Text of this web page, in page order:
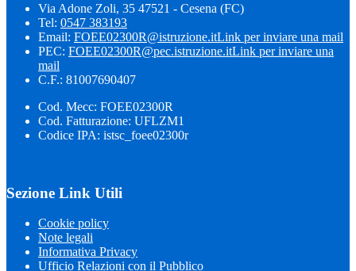
Via Adone Zoli, 35 47521 - Cesena (FC)
Tel: 0547 383193
Email: FOEE02300R@istruzione.itLink per inviare una mail
PEC: FOEE02300R@pec.istruzione.itLink per inviare una
mail
C.F.: 81007690407
Cod. Mecc: FOEE02300R
Cod. Fatturazione: UFLZM1
Codice IPA: istsc_foee02300r
Sezione Link Utili
Cookie policy
Note legali
Informativa Privacy
Ufficio Relazioni con il Pubblico